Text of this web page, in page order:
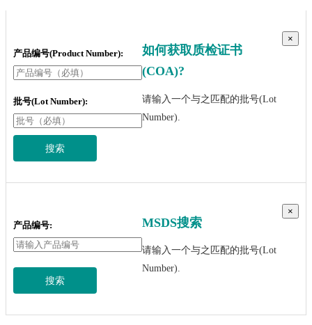
产品编号(Product Number):
批号(Lot Number):
搜索
如何获取质检证书
(COA)?
请输入一个与之匹配的批号(Lot
Number).
×
产品编号:
搜索
MSDS搜索
请输入一个与之匹配的批号(Lot
Number).
×